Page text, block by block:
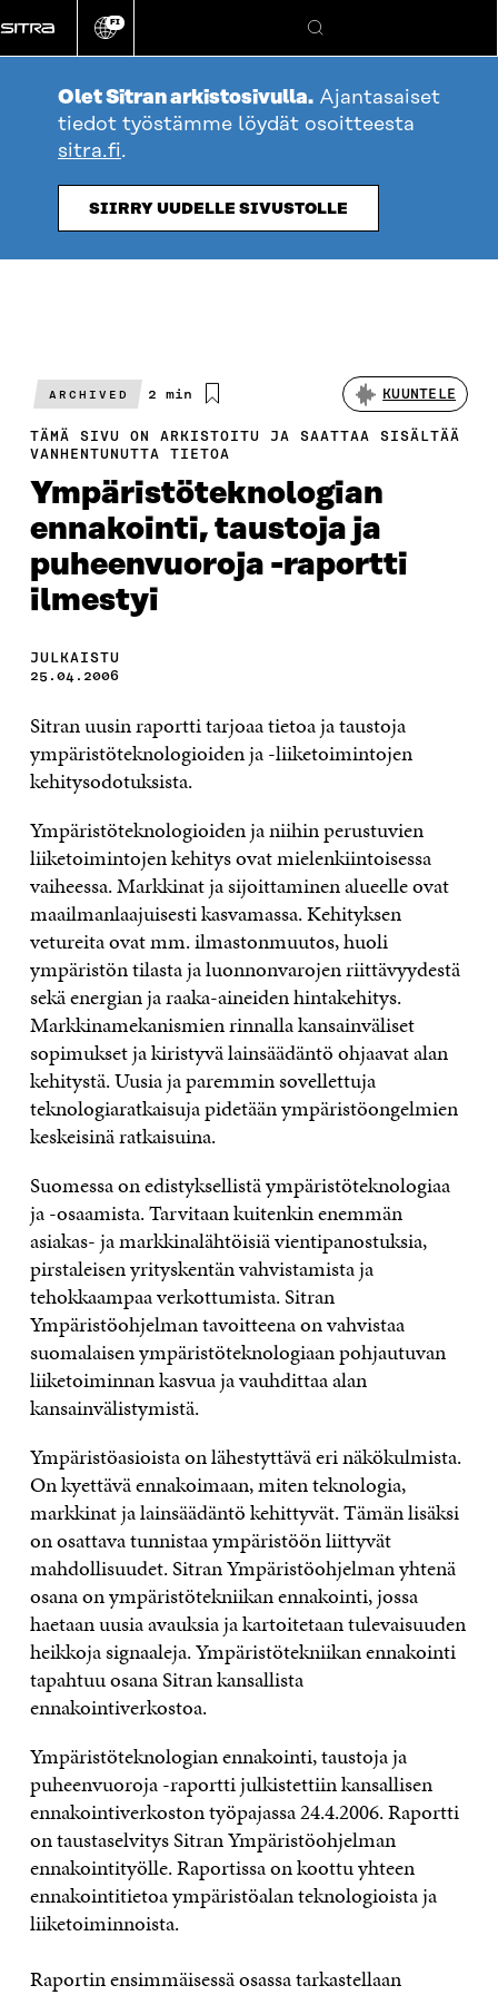
suoraan
sisältöön
Vaihda
kieli
FI
Hae
Olet Sitran arkistosivulla. Ajantasaiset
tiedot työstämme löydät osoitteesta
sitra.fi.
SIIRRY UUDELLE SIVUSTOLLE
ARCHIVED
Arvioitu
2 min KUUNTELE
TÄMÄ SIVU ON ARKISTOITU JA SAATTAA SISÄLTÄÄ
VANHENTUNUTTA TIETOA
Ympäristöteknologian
ennakointi, taustoja ja
puheenvuoroja -raportti
ilmestyi
JULKAISTU
25.04.2006
Sitran uusin raportti tarjoaa tietoa ja taustoja
ympäristöteknologioiden ja -liiketoimintojen
kehitysodotuksista.
Ympäristöteknologioiden ja niihin perustuvien
liiketoimintojen kehitys ovat mielenkiintoisessa
vaiheessa. Markkinat ja sijoittaminen alueelle ovat
maailmanlaajuisesti kasvamassa. Kehityksen
vetureita ovat mm. ilmastonmuutos, huoli
ympäristön tilasta ja luonnonvarojen riittävyydestä
sekä energian ja raaka-aineiden hintakehitys.
Markkinamekanismien rinnalla kansainväliset
sopimukset ja kiristyvä lainsäädäntö ohjaavat alan
kehitystä. Uusia ja paremmin sovellettuja
teknologiaratkaisuja pidetään ympäristöongelmien
keskeisinä ratkaisuina.
Suomessa on edistyksellistä ympäristöteknologiaa
ja -osaamista. Tarvitaan kuitenkin enemmän
asiakas- ja markkinalähtöisiä vientipanostuksia,
pirstaleisen yrityskentän vahvistamista ja
tehokkaampaa verkottumista. Sitran
Ympäristöohjelman tavoitteena on vahvistaa
suomalaisen ympäristöteknologiaan pohjautuvan
liiketoiminnan kasvua ja vauhdittaa alan
kansainvälistymistä.
Ympäristöasioista on lähestyttävä eri näkökulmista.
On kyettävä ennakoimaan, miten teknologia,
markkinat ja lainsäädäntö kehittyvät. Tämän lisäksi
on osattava tunnistaa ympäristöön liittyvät
mahdollisuudet. Sitran Ympäristöohjelman yhtenä
osana on ympäristötekniikan ennakointi, jossa
haetaan uusia avauksia ja kartoitetaan tulevaisuuden
heikkoja signaaleja. Ympäristötekniikan ennakointi
tapahtuu osana Sitran kansallista
ennakointiverkostoa.
Ympäristöteknologian ennakointi, taustoja ja
puheenvuoroja -raportti julkistettiin kansallisen
ennakointiverkoston työpajassa 24.4.2006. Raportti
on taustaselvitys Sitran Ympäristöohjelman
ennakointityölle. Raportissa on koottu yhteen
ennakointitietoa ympäristöalan teknologioista ja
liiketoiminnoista.
Raportin ensimmäisessä osassa tarkastellaan